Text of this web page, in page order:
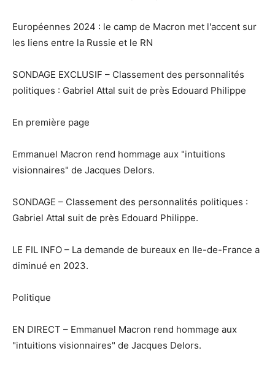
Européennes 2024 : le camp de Macron met l'accent sur
les liens entre la Russie et le RN
SONDAGE EXCLUSIF – Classement des personnalités
politiques : Gabriel Attal suit de près Edouard Philippe
En première page
Emmanuel Macron rend hommage aux "intuitions
visionnaires" de Jacques Delors.
SONDAGE – Classement des personnalités politiques :
Gabriel Attal suit de près Edouard Philippe.
LE FIL INFO – La demande de bureaux en Ile-de-France a
diminué en 2023.
Politique
EN DIRECT – Emmanuel Macron rend hommage aux
"intuitions visionnaires" de Jacques Delors.